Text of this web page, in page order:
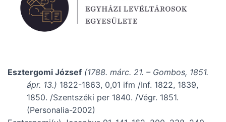
Esztergomi József (1788. márc. 21. – Gombos, 1851.
ápr. 13.) 1822-1863, 0,01 ifm /Inf. 1822, 1839,
1850. /Szentszéki per 1840. /Végr. 1851.
(Personalia-2002)